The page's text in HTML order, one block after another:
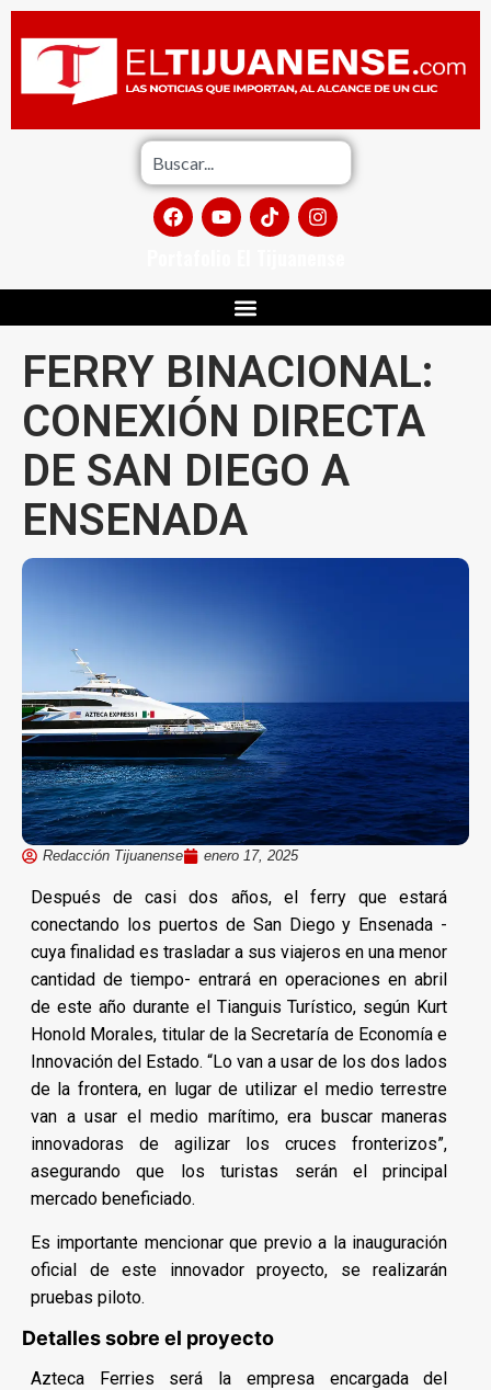
FERRY BINACIONAL:
CONEXIÓN DIRECTA
DE SAN DIEGO A
ENSENADA
Redacción Tijuanense enero 17, 2025
Después de casi dos años, el ferry que estará
conectando los puertos de San Diego y Ensenada -
cuya finalidad es trasladar a sus viajeros en una menor
cantidad de tiempo- entrará en operaciones en abril
de este año durante el Tianguis Turístico, según Kurt
Honold Morales, titular de la Secretaría de Economía e
Innovación del Estado. “Lo van a usar de los dos lados
de la frontera, en lugar de utilizar el medio terrestre
van a usar el medio marítimo, era buscar maneras
innovadoras de agilizar los cruces fronterizos”,
asegurando que los turistas serán el principal
mercado beneficiado.
Es importante mencionar que previo a la inauguración
oficial de este innovador proyecto, se realizarán
pruebas piloto.
Detalles sobre el proyecto
Azteca Ferries será la empresa encargada del